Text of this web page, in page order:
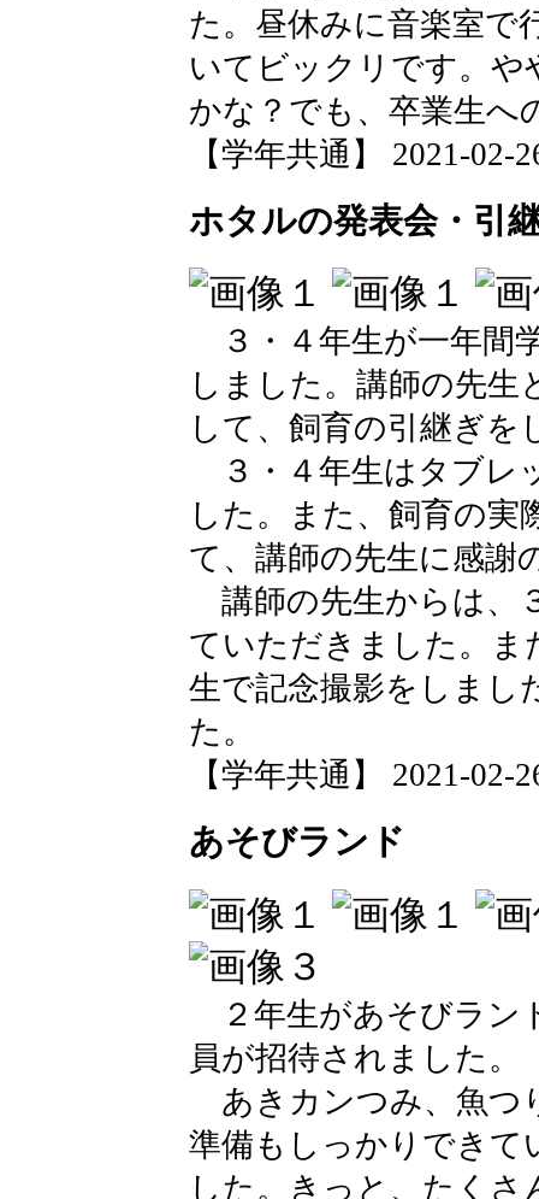
た。昼休みに音楽室で
いてビックリです。
かな？でも、卒業生へ
【学年共通】 2021-02-
ホタルの発表会・引
３・４年生が一年間
しました。講師の先生
して、飼育の引継ぎを
３・４年生はタブレ
した。また、飼育の実
て、講師の先生に感謝
講師の先生からは、
ていただきました。ま
生で記念撮影をしまし
た。
【学年共通】 2021-02-
あそびランド
２年生があそびラン
員が招待されました。
あきカンつみ、魚つ
準備もしっかりできて
した。きっと、たく